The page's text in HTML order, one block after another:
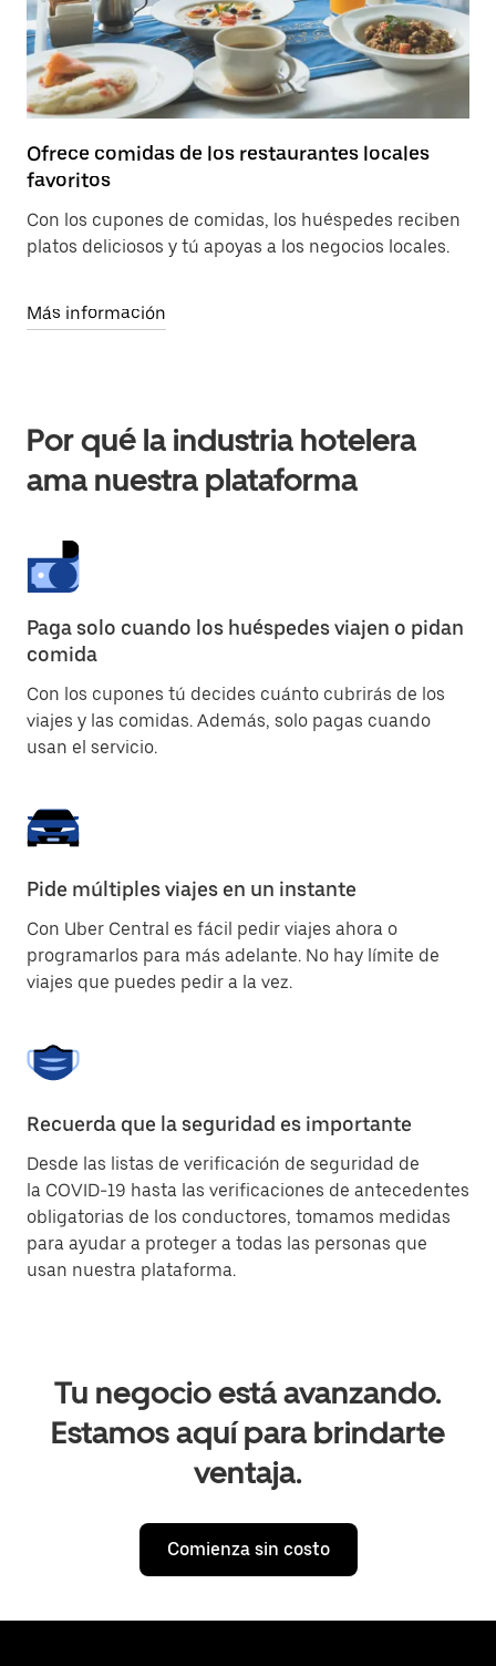
Ofrece comidas de los restaurantes locales
favoritos
Con los cupones de comidas, los huéspedes reciben
platos deliciosos y tú apoyas a los negocios locales.
Más información
Por qué la industria hotelera
ama nuestra plataforma
Paga solo cuando los huéspedes viajen o pidan
comida
Con los cupones tú decides cuánto cubrirás de los
viajes y las comidas. Además, solo pagas cuando
usan el servicio.
Pide múltiples viajes en un instante
Con Uber Central es fácil pedir viajes ahora o
programarlos para más adelante. No hay límite de
viajes que puedes pedir a la vez.
Recuerda que la seguridad es importante
Desde las listas de verificación de seguridad de
la COVID-19 hasta las verificaciones de antecedentes
obligatorias de los conductores, tomamos medidas
para ayudar a proteger a todas las personas que
usan nuestra plataforma.
Tu negocio está avanzando.
Estamos aquí para brindarte
ventaja.
Comienza sin costo